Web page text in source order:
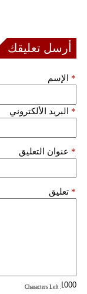
أرسل تعليقك
الإسم *
البريد الألكتروني *
عنوان التعليق *
تعليق *
: Characters Left